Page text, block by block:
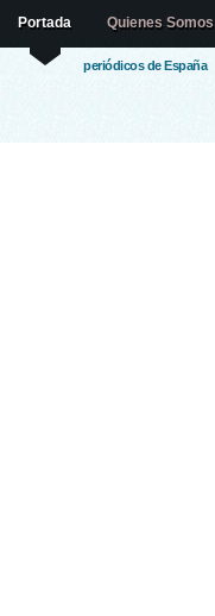
periódicos de España
Portada Quienes Somos